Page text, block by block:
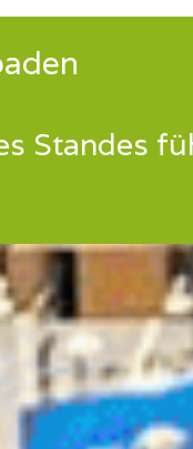
Standes